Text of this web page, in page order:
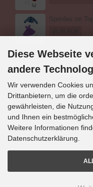
Sprinles on
Kontakt
Puppen-Markt
Alexandra Zelobkov
Eschenweg 13
21423 Winsen (Luhe)
info@puppen-markt.de
Diese Webseite
andere
Wir verwenden Cookies
Drittanbietern, um die
gewährleisten, die
und Ihnen ein
Weitere Informationen
Datenschutzerklärung.